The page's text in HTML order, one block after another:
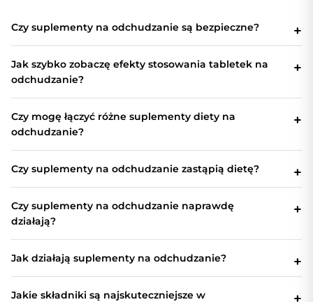
Czy suplementy na odchudzanie są bezpieczne?
Jak szybko zobaczę efekty stosowania tabletek na
odchudzanie?
Czy mogę łączyć różne suplementy diety na
odchudzanie?
Czy suplementy na odchudzanie zastąpią dietę?
Czy suplementy na odchudzanie naprawdę
działają?
Jak działają suplementy na odchudzanie?
Jakie składniki są najskuteczniejsze w